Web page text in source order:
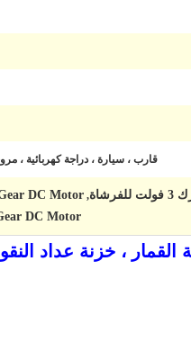
قارب ، سيارة ، دراجة كهربائية ،
,
DC Motor
DC Motor